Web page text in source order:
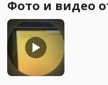
Фото и видео